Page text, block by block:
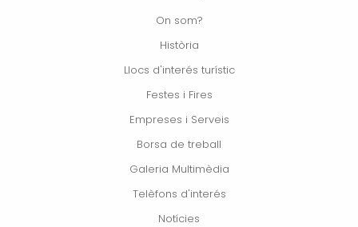
On som?
Història
Llocs d'interés turístic
Festes i Fires
Empreses i Serveis
Borsa de treball
Galeria Multimèdia
Telèfons d'interés
Notícies